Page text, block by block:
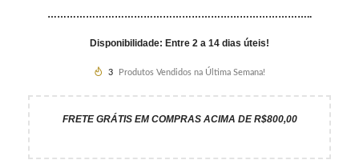
………………………………………………………………………..
Disponibilidade: Entre 2 a 14 dias úteis!
3 Produtos Vendidos na Última Semana!
FRETE GRÁTIS EM COMPRAS ACIMA DE R$800,00